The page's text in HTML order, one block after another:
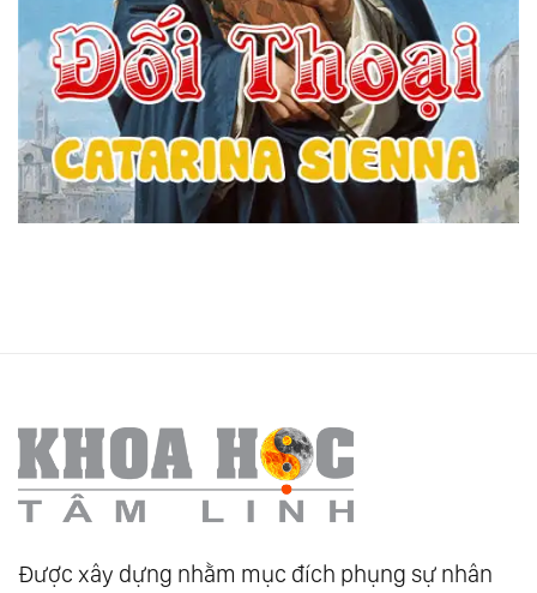
Được xây dựng nhằm mục đích phụng sự nhân